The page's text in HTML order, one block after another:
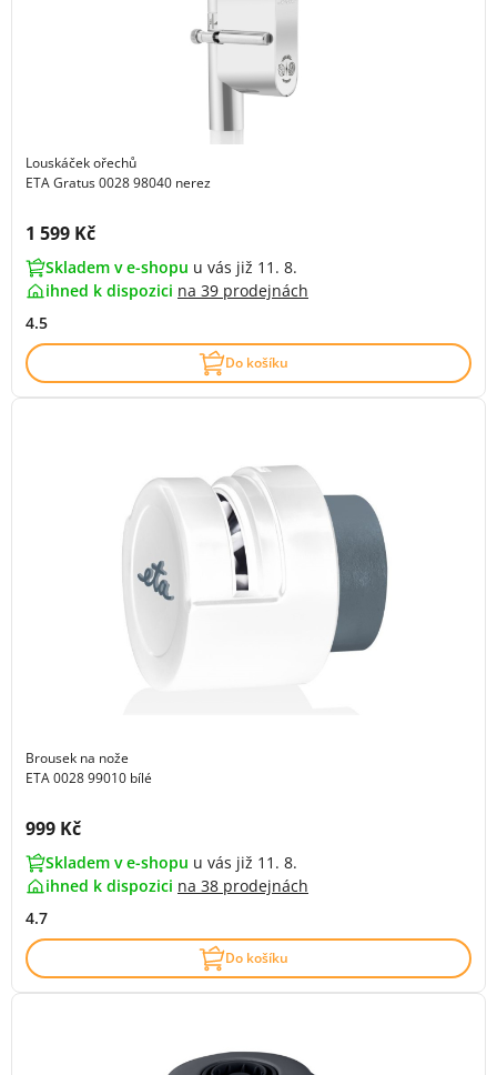
Louskáček ořechů
ETA Gratus 0028 98040 nerez
Cena s DPH:
1 599 Kč
Skladem v e-shopu u vás již 11. 8.
ihned k dispozici na 39 prodejnách
4.5
Do košíku
Brousek na nože
ETA 0028 99010 bílé
Cena s DPH:
999 Kč
Skladem v e-shopu u vás již 11. 8.
ihned k dispozici na 38 prodejnách
4.7
Do košíku